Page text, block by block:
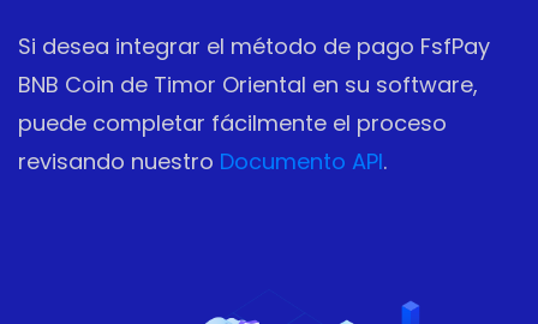
Si desea integrar el método de pago FsfPay
BNB Coin de Timor Oriental en su software,
puede completar fácilmente el proceso
revisando nuestro Documento API.